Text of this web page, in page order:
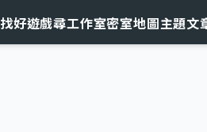
找好遊戲尋工作室密室地圖主題文